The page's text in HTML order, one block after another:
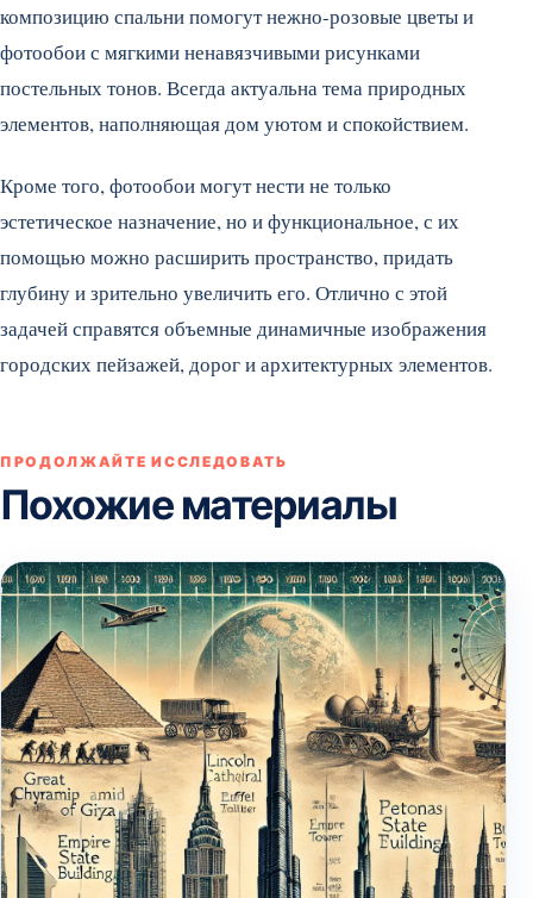
композицию спальни помогут нежно-розовые цветы и
фотообои с мягкими ненавязчивыми рисунками
постельных тонов. Всегда актуальна тема природных
элементов, наполняющая дом уютом и спокойствием.
Кроме того, фотообои могут нести не только
эстетическое назначение, но и функциональное, с их
помощью можно расширить пространство, придать
глубину и зрительно увеличить его. Отлично с этой
задачей справятся объемные динамичные изображения
городских пейзажей, дорог и архитектурных элементов.
ПРОДОЛЖАЙТЕ ИССЛЕДОВАТЬ
Похожие материалы